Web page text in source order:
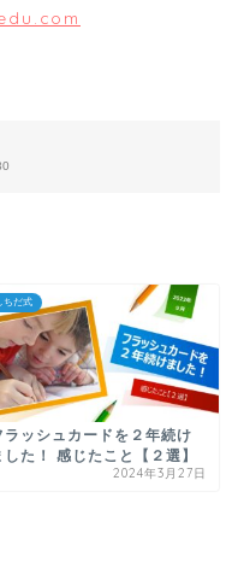
ちだ式
ラッシュカードを２年続け
した！ 感じたこと【２選】
2024年3月27日